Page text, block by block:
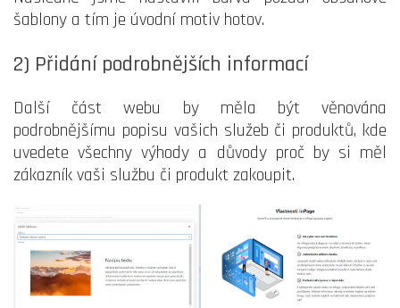
šablony a tím je úvodní motiv hotov.
2) Přidání podrobnějších informací
Další část webu by měla být věnována
podrobnějšímu popisu vašich služeb či produktů, kde
uvedete všechny výhody a důvody proč by si měl
zákazník vaši službu či produkt zakoupit.